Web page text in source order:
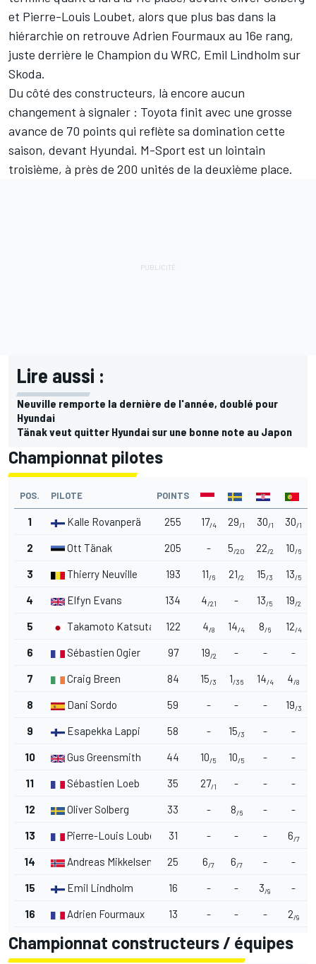
et Pierre-Louis Loubet, alors que plus bas dans la
hiérarchie on retrouve Adrien Fourmaux au 16e rang,
juste derrière le Champion du WRC, Emil Lindholm sur
Skoda.
Du côté des constructeurs, là encore aucun
changement à signaler : Toyota finit avec une grosse
avance de 70 points qui reflète sa domination cette
saison, devant Hyundai. M-Sport est un lointain
troisième, à près de 200 unités de la deuxième place.
Lire aussi :
Neuville remporte la dernière de l'année, doublé pour
Hyundai
Tänak veut quitter Hyundai sur une bonne note au Japon
Championnat pilotes
POS. PILOTE POINTS
1 Kalle Rovanperä 255 17/4 29/1 30/1 30/1
2 Ott Tänak 205 - 5/20 22/2 10/6
3 Thierry Neuville 193 11/6 21/2 15/3 13/5
4 Elfyn Evans 134 4/21 - 13/5 19/2
5 Takamoto Katsuta 122 4/8 14/4 8/6 12/4
6 Sébastien Ogier 97 19/2 - - -
7 Craig Breen 84 15/3 1/36 14/4 4/8
8 Dani Sordo 59 - - - 19/3
9 Esapekka Lappi 58 - 15/3 - -
10 Gus Greensmith 44 10/5 10/5 - -
11 Sébastien Loeb 35 27/1 - - -
12 Oliver Solberg 33 - 8/6 - -
13 Pierre-Louis Loubet 31 - - - 6/7
14 Andreas Mikkelsen 25 6/7 6/7 - -
15 Emil Lindholm 16 - - 3/9 -
16 Adrien Fourmaux 13 - - - 2/9
Championnat constructeurs / équipes